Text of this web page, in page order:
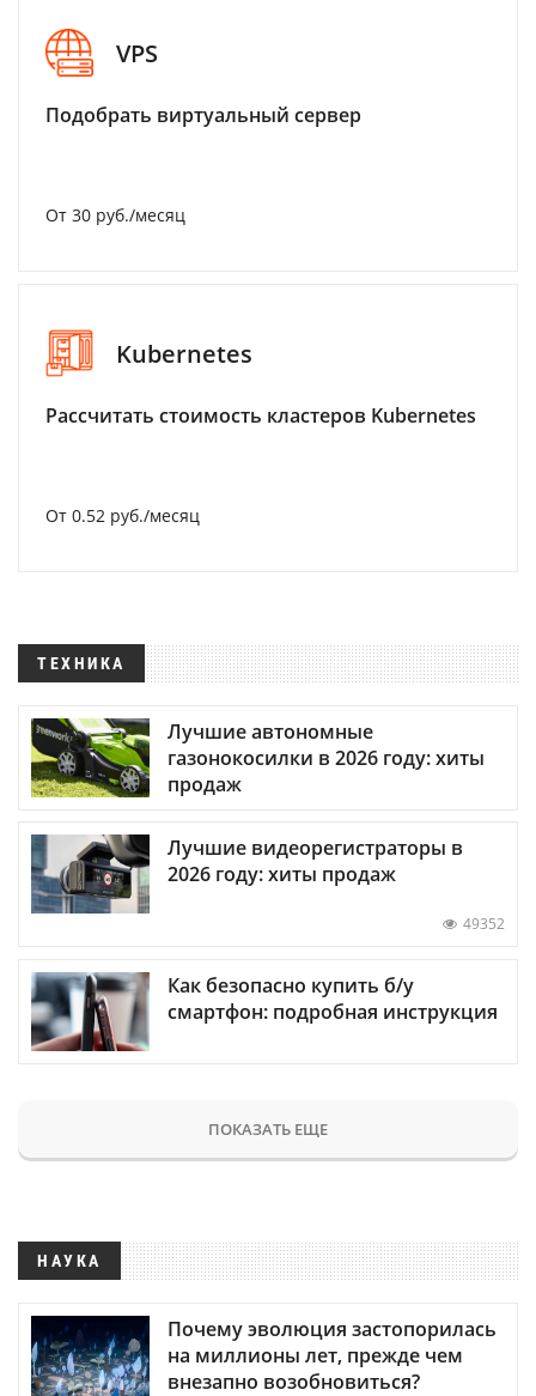
VPS
Подобрать виртуальный сервер
От 30 руб./месяц
Kubernetes
Рассчитать стоимость кластеров Kubernetes
От 0.52 руб./месяц
ТЕХНИКА
Лучшие автономные
газонокосилки в 2026 году: хиты
продаж
Лучшие видеорегистраторы в
2026 году: хиты продаж
49352
Как безопасно купить б/у
смартфон: подробная инструкция
ПОКАЗАТЬ ЕЩЕ
НАУКА
Почему эволюция застопорилась
на миллионы лет, прежде чем
внезапно возобновиться?